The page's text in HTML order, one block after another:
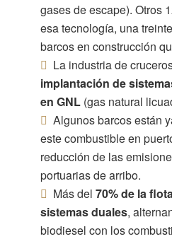
gases de escape). Otros
esa tecnología, una
barcos en construcción
La industria de
implantación de
en GNL(gas natural
Algunos barcos están
este combustible en
reducción de las
portuarias de arribo.
Más del 70% de la
sistemas duales,
biodiesel con los